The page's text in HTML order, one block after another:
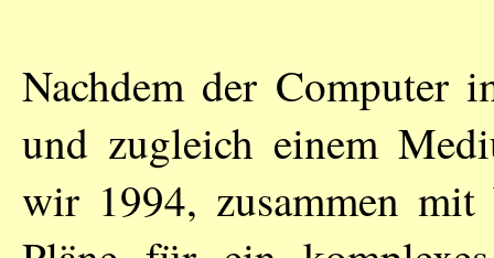
Nachdem der Computer
und zugleich einem
wir 1994, zusammen mit